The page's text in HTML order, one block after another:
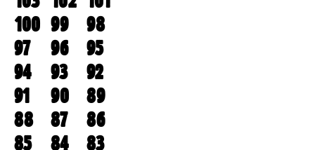
100 99
98
97
96
95
94
93
92
91
90
89
88
87
86
85
84
83